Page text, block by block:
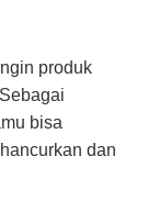
produk
bisa
dan